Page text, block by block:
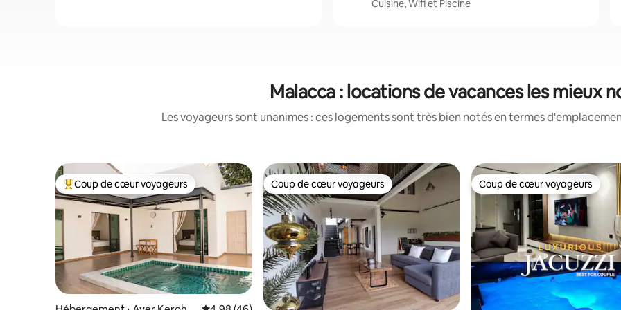
Cuisine, Wifi et Piscine
Malacca : locations de vacances les mieux
Les voyageurs sont unanimes : ces logements sont très bien notés en termes
Coups de cœur voyageurs les plus appréciés
Coup de cœur voyageurs Coup de cœur voyageurs
Coup de cœur voyageurs Coup de cœur voyageurs
Coup de cœur voyageurs